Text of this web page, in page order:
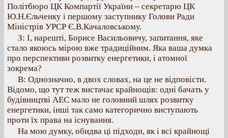
Політбюро ЦК Компартії України – секретарю ЦК
Ю.Н.Єльченку і першому заступнику Голови Ради
Міністрів УРСР Є.В.Качаловському.
З: І, нарешті, Борисе Васильовичу, запитання, яке
стало якоюсь мірою вже традиційним. Яка ваша думка
про перспективи розвитку енергетики, і атомної
зокрема?
В: Однозначно, в двох словах, на це не відповісти.
Відомо, що тут теж вистачає крайнощів: одні бачать у
будівництві АЕС мало не головний шлях розвитку
енергетики, інші так само категорично виступають
проти їх права на існування.
На мою думку, обидва ці підходи, як і всі крайнощі